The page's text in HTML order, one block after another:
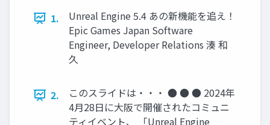
1.
Unreal Engine 5.4 あの新機能を追え！
Epic Games Japan Software
Engineer, Developer Relations 湊 和
久
2.
このスライドは・・・ ● ● ● 2024年
4月28日に大阪で開催されたコミュニ
ティイベント、 「Unreal Engine